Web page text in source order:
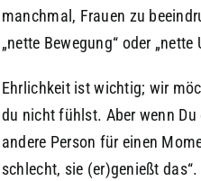
manchmal, Frauen zu
„nette Bewegung“ oder
Ehrlichkeit ist wichtig; wir
du nicht fühlst. Aber wenn
andere Person für einen
schlecht, sie (er)genießt das“.